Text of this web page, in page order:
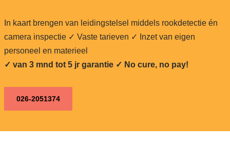
In kaart brengen van leidingstelsel middels rookdetectie én
camera inspectie ✓ Vaste tarieven ✓ Inzet van eigen
personeel en materieel
✓ van 3 mnd tot 5 jr garantie ✓ No cure, no pay!
026-2051374